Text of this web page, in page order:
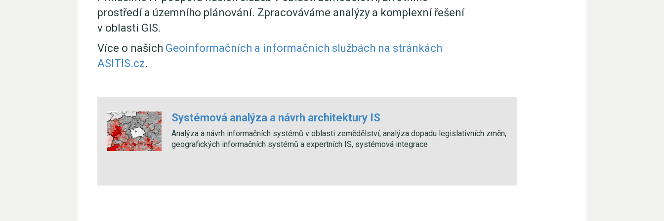
prostředí a územního plánování. Zpracováváme analýzy a komplexní řešení
v oblasti GIS.
Více o našich Geoinformačních a informačních službách na stránkách
ASITIS.cz.
Systémová analýza a návrh architektury IS
Analýza a návrh informačních systémů v oblasti zemědělství, analýza dopadu legislativních změn,
geografických informačních systémů a expertních IS, systémová integrace